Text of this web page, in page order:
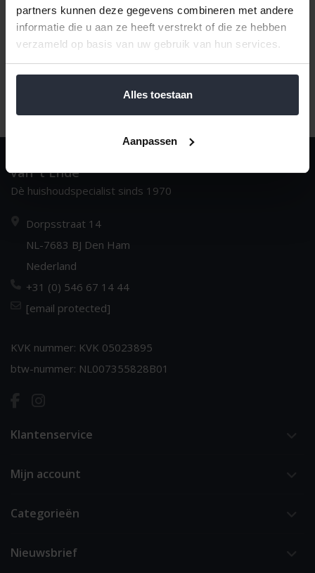
partners kunnen deze gegevens combineren met andere
informatie die u aan ze heeft verstrekt of die ze hebben
verzameld op basis van uw gebruik van hun services.
Alles toestaan
Aanpassen
van 't Ende
Dè huishoudspecialist sinds 1970
Dorpsstraat 14
NL-7683 BJ Den Ham
Nederland
+31 (0) 546 67 14 44
[email protected]
KVK nummer: KVK 05023895
btw-nummer: NL007355828B01
Klantenservice
Mijn account
Categorieën
Nieuwsbrief